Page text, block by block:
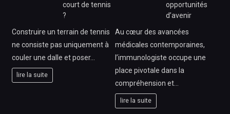
court de tennis
?
Construire un terrain de tennis
ne consiste pas uniquement à
couler une dalle et poser…
lire la suite
opportunités
d’avenir
Au cœur des avancées
médicales contemporaines,
l’immunologiste occupe une
place pivotale dans la
compréhension et…
lire la suite